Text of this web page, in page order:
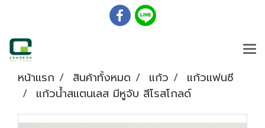
หน้าแรก สินค้าทั้งหมด แก้ว
แก้วแฟนซี
แก้วน้ำสแตนเลส มีหูจับ สีโรสโกลด์